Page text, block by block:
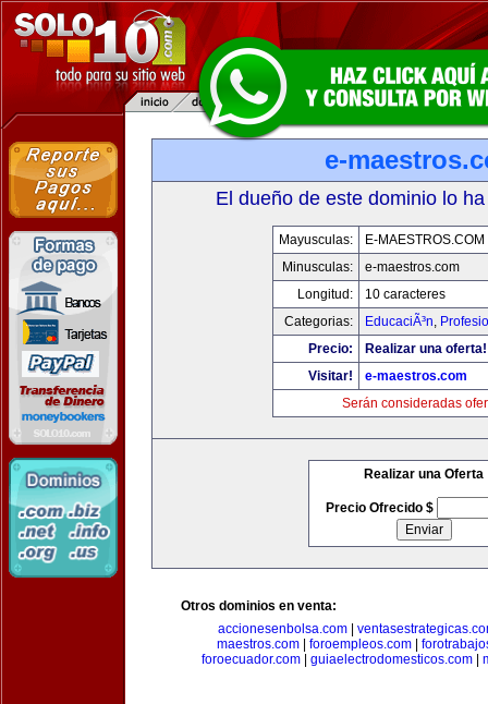
e-
El dueño de este dominio lo
Mayusculas:
E-MAESTROS.COM
Minusculas:
e-maestros.com
Longitud:
10 caracteres
Categorias:
EducaciÃ³n,
Precio:
Realizar una oferta!
Visitar!
e-maestros.com
Serán consideradas
Realizar una Oferta
Precio Ofrecido $
Otros dominios en venta:
accionesenbolsa.com|
maestros.com| foroempleos.com|
foroecuador.com| guiaelectrodomesticos.com|